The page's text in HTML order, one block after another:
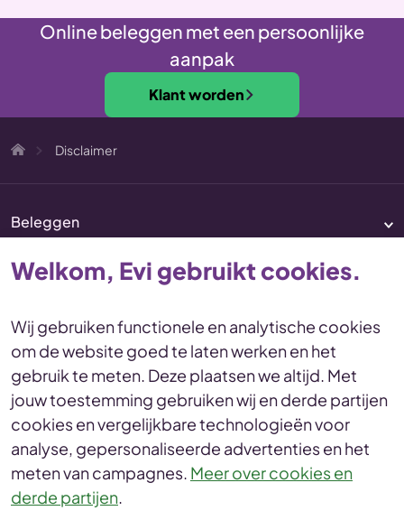
Online beleggen met een persoonlijke
aanpak
Klant worden
Disclaimer
Beleggen
Vermogenscoaching
DisclaimerVoorwaarden
Privacy en cookies Statement
Toegankelijkheid Duurzaamheid
Duurzaamheidsinformatie
Duurzaamheidsprofiel
© Evi van Lanschot
Welkom, Evi gebruikt cookies.
Wij gebruiken functionele en analytische cookies
om de website goed te laten werken en het
gebruik te meten. Deze plaatsen we altijd. Met
jouw toestemming gebruiken wij en derde partijen
cookies en vergelijkbare technologieën voor
analyse, gepersonaliseerde advertenties en het
meten van campagnes. Meer over cookies en
derde partijen.